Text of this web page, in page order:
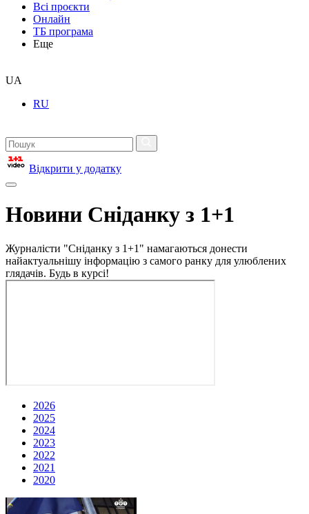
Всі проєкти
Онлайн
ТБ програма
Еще
UA
RU
Відкрити у додатку
Новини Сніданку з 1+1
Журналісти "Сніданку з 1+1" намагаються донести
найактуальнішу інформацію з самого ранку для улюблених
глядачів. Будь в курсі!
2026
2025
2024
2023
2022
2021
2020